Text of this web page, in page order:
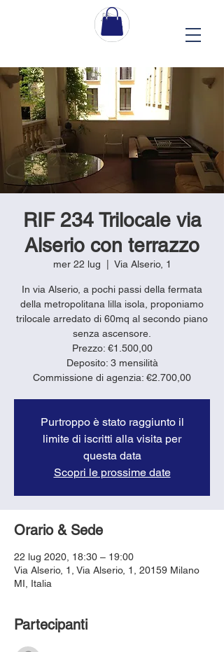
RIF 234 Trilocale via
Alserio con terrazzo
mer 22 lug Via Alserio, 1
In via Alserio, a pochi passi della fermata
della metropolitana lilla isola, proponiamo
trilocale arredato di 60mq al secondo piano
senza ascensore.
Prezzo: €1.500,00
Deposito: 3 mensilità
Purtroppo è stato raggiunto il
limite di iscritti alla visita per
questa data
Scopri le prossime date
Orario & Sede
22 lug 2020, 18:30 – 19:00
Via Alserio, 1, Via Alserio, 1, 20159 Milano
MI, Italia
Partecipanti